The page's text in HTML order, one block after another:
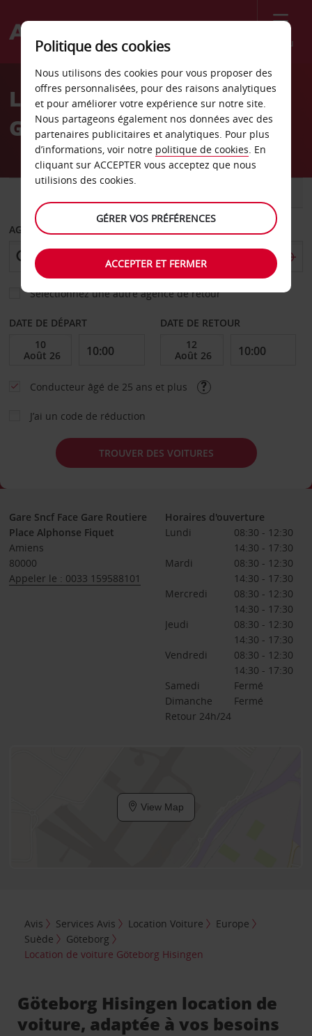
Menu
Welcome
AvisLocation de voiture
Göteborg Hisingen
AGENCE DE DÉPART
Sélectionnez une autre agence de retour
DATE DE DÉPART DATE DE RETOUR
Conducteur âgé de 25 ans et plus
J’ai un code de réduction
TROUVER DES VOITURES
Gare Sncf Face Gare Routiere
Place Alphonse Fiquet
Amiens
80000
Appeler le : 0033 159588101
Horaires d'ouverture
Lundi
08:30 - 12:30
14:30 - 17:30
Mardi
08:30 - 12:30
14:30 - 17:30
Mercredi
08:30 - 12:30
14:30 - 17:30
Jeudi
08:30 - 12:30
14:30 - 17:30
Vendredi
08:30 - 12:30
14:30 - 17:30
Samedi
Fermé
Dimanche
Fermé
Retour 24h/24
View Map
Avis Services Avis Location Voiture
Europe
Suède
Göteborg
Location de voiture Göteborg Hisingen
Göteborg Hisingen location de
voiture, adaptée à vos besoins
Politique des cookies
Nous utilisons des cookies pour vous proposer des
offres personnalisées, pour des raisons analytiques
et pour améliorer votre expérience sur notre site.
Nous partageons également nos données avec des
partenaires publicitaires et analytiques. Pour plus
d’informations, voir notre politique de cookies. En
cliquant sur ACCEPTER vous acceptez que nous
utilisions des cookies.
GÉRER VOS PRÉFÉRENCES
ACCEPTER ET FERMER